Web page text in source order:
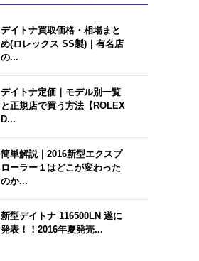
デイトナ買取価格・相場まと
め(ロレックス SS製)｜有名店
の...
デイトナ定価｜モデル別一覧
と正規店で買う方法【ROLEX
D...
簡単解説｜2016新型エクスプ
ローラー１はどこが変わった
のか...
新型デイトナ 116500LN 遂に
発表！！2016年夏発売...